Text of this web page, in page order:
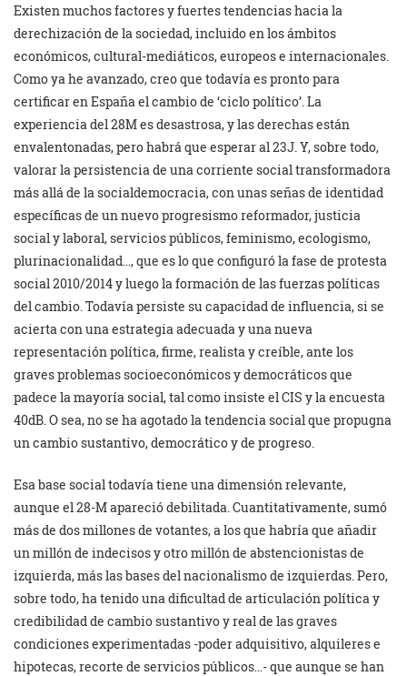
Existen muchos factores y fuertes tendencias hacia la
derechización de la sociedad, incluido en los ámbitos
económicos, cultural-mediáticos, europeos e internacionales.
Como ya he avanzado, creo que todavía es pronto para
certificar en España el cambio de ‘ciclo político’. La
experiencia del 28M es desastrosa, y las derechas están
envalentonadas, pero habrá que esperar al 23J. Y, sobre todo,
valorar la persistencia de una corriente social transformadora
más allá de la socialdemocracia, con unas señas de identidad
específicas de un nuevo progresismo reformador, justicia
social y laboral, servicios públicos, feminismo, ecologismo,
plurinacionalidad…, que es lo que configuró la fase de protesta
social 2010/2014 y luego la formación de las fuerzas políticas
del cambio. Todavía persiste su capacidad de influencia, si se
acierta con una estrategia adecuada y una nueva
representación política, firme, realista y creíble, ante los
graves problemas socioeconómicos y democráticos que
padece la mayoría social, tal como insiste el CIS y la encuesta
40dB. O sea, no se ha agotado la tendencia social que propugna
un cambio sustantivo, democrático y de progreso.
Esa base social todavía tiene una dimensión relevante,
aunque el 28-M apareció debilitada. Cuantitativamente, sumó
más de dos millones de votantes, a los que habría que añadir
un millón de indecisos y otro millón de abstencionistas de
izquierda, más las bases del nacionalismo de izquierdas. Pero,
sobre todo, ha tenido una dificultad de articulación política y
credibilidad de cambio sustantivo y real de las graves
condiciones experimentadas -poder adquisitivo, alquileres e
hipotecas, recorte de servicios públicos…- que aunque se han